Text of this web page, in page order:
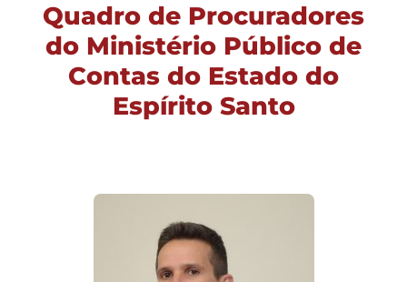
Quadro de Procuradores
do Ministério Público de
Contas do Estado do
Espírito Santo